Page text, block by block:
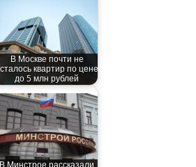
В Москве почти не
квартир по цене
до 5 млн рублей
В Минстрое рассказали